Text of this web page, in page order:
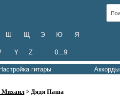
Ш Щ Э Ю Я
Y Z 0...9
Настройка гитары Аккорды
Михаил > Дядя Паша